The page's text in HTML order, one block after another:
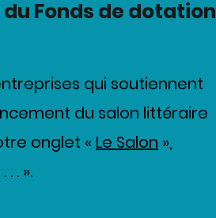
Fonds de dotation
qui soutiennent
du salon littéraire
onglet « Le Salon »,
. ».